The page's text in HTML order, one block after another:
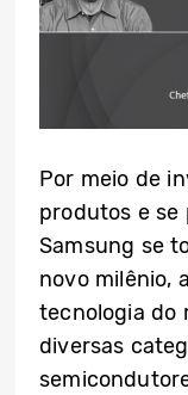
Por meio de
produtos e se
Samsung se
novo milênio,
tecnologia do
diversas